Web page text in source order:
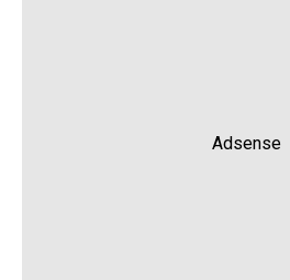
Adsense